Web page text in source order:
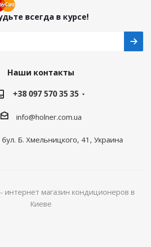
всегда в курсе!
Наши контакты
+38 097 570 35 35
info@holner.com.ua
бул. Б. Хмельницкого, 41, Украина
интернет магазин кондиционеров в
Киеве